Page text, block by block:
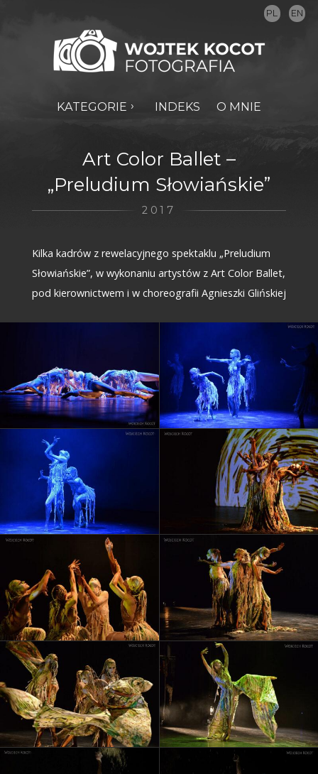
PL EN
KATEGORIE INDEKS O MNIE
Art Color Ballet –
„Preludium Słowiańskie”
2017
Kilka kadrów z rewelacyjnego spektaklu „Preludium
Słowiańskie”, w wykonaniu artystów z Art Color Ballet,
pod kierownictwem i w choreografii Agnieszki Glińskiej